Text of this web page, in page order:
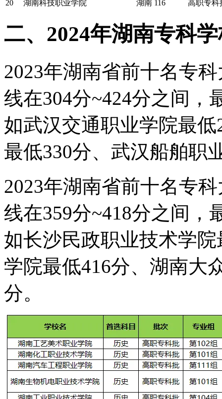
20
湖南科技职业学院 湖南 116 高职专科
二、2024年湖南专科
2023年湖南省前十名专
线在304分~424分之间，
如武汉交通职业学院最
最低330分、武汉船舶职
2023年湖南省前十名专
线在359分~418分之间，
如长沙民政职业技术学
学院最低416分、湖南大
分。